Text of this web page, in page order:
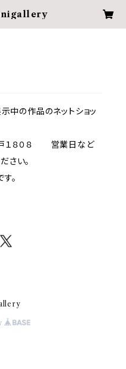
中の作品のネットショッ
１８０８ 営業日など
さい。
。